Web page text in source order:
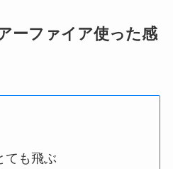
ーファイア使った感
ても飛ぶ